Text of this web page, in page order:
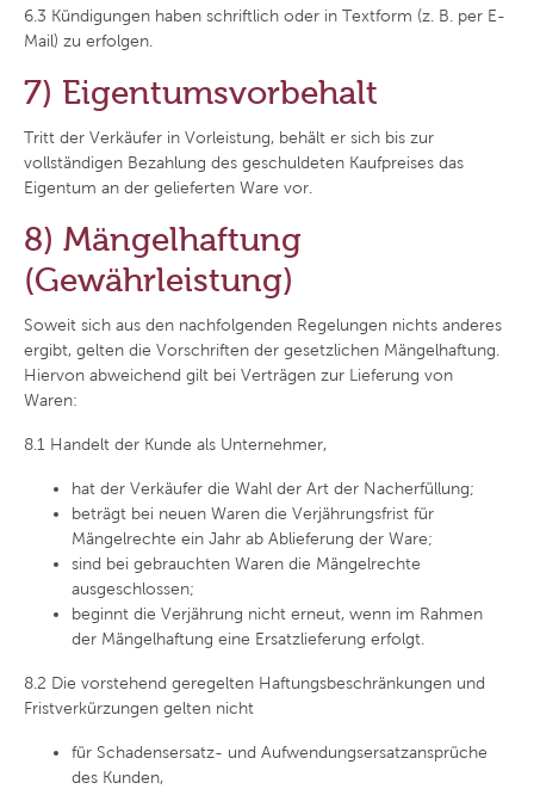
6.3 Kündigungen haben schriftlich oder in Textform (z. B. per E-
Mail) zu erfolgen.
7) Eigentumsvorbehalt
Tritt der Verkäufer in Vorleistung, behält er sich bis zur
vollständigen Bezahlung des geschuldeten Kaufpreises das
Eigentum an der gelieferten Ware vor.
8) Mängelhaftung
(Gewährleistung)
Soweit sich aus den nachfolgenden Regelungen nichts anderes
ergibt, gelten die Vorschriften der gesetzlichen Mängelhaftung.
Hiervon abweichend gilt bei Verträgen zur Lieferung von
Waren:
8.1 Handelt der Kunde als Unternehmer,
hat der Verkäufer die Wahl der Art der Nacherfüllung;
beträgt bei neuen Waren die Verjährungsfrist für
Mängelrechte ein Jahr ab Ablieferung der Ware;
sind bei gebrauchten Waren die Mängelrechte
ausgeschlossen;
beginnt die Verjährung nicht erneut, wenn im Rahmen
der Mängelhaftung eine Ersatzlieferung erfolgt.
8.2 Die vorstehend geregelten Haftungsbeschränkungen und
Fristverkürzungen gelten nicht
für Schadensersatz- und Aufwendungsersatzansprüche
des Kunden,